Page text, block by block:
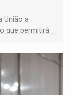
União a
que permitirá